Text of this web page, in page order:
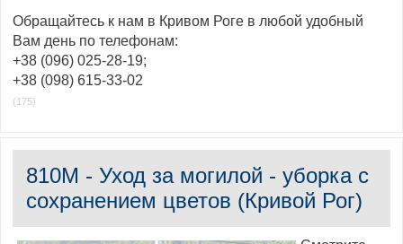
Обращайтесь к нам в Кривом Роге в любой удобный
Вам день по телефонам:
+38 (096) 025-28-19;
+38 (098) 615-33-02
(175)
810M - Уход за могилой - уборка с
сохранением цветов (Кривой Рог)